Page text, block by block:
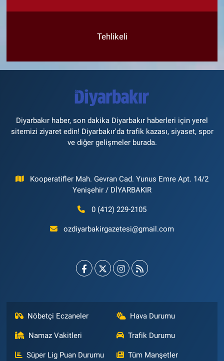
Tehlikeli
Diyarbakır haber, son dakika Diyarbakır haberleri için yerel
sitemizi ziyaret edin! Diyarbakır'da trafik kazası, siyaset, spor
ve diğer gelişmeler burada.
Kooperatifler Mah. Gevran Cad. Yunus Emre Apt. 14/2
Yenişehir / DİYARBAKIR
0 (412) 229-2105
ozdiyarbakirgazetesi@gmail.com
Nöbetçi Eczaneler Hava Durumu
Namaz Vakitleri Trafik Durumu
Süper Lig Puan Durumu Tüm Manşetler